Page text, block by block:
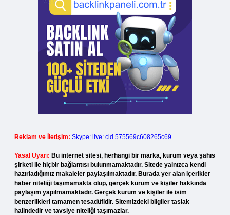
Reklam ve İletişim: Skype: live:.cid.575569c608265c69
Yasal Uyarı: Bu internet sitesi, herhangi bir marka, kurum veya şahıs
şirketi ile hiçbir bağlantısı bulunmamaktadır. Sitede yalnızca kendi
hazırladığımız makaleler paylaşılmaktadır. Burada yer alan içerikler
haber niteliği taşımamakta olup, gerçek kurum ve kişiler hakkında
paylaşım yapılmamaktadır. Gerçek kurum ve kişiler ile isim
benzerlikleri tamamen tesadüfidir. Sitemizdeki bilgiler taslak
halindedir ve tavsiye niteliği taşımazlar.